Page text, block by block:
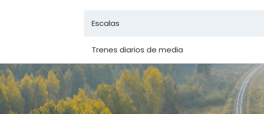
Escalas
Trenes diarios de media